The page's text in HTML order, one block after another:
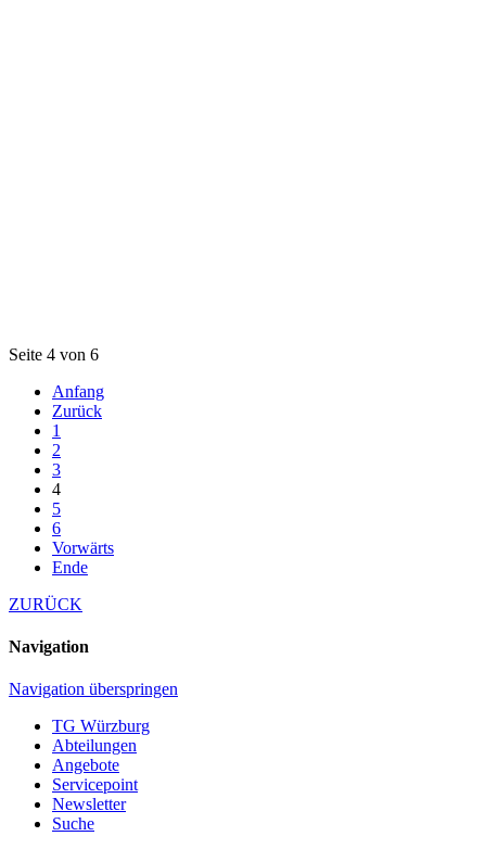
Seite 4 von 6
Anfang
Zurück
1
2
3
4
5
6
Vorwärts
Ende
ZURÜCK
Navigation
Navigation überspringen
TG Würzburg
Abteilungen
Angebote
Servicepoint
Newsletter
Suche